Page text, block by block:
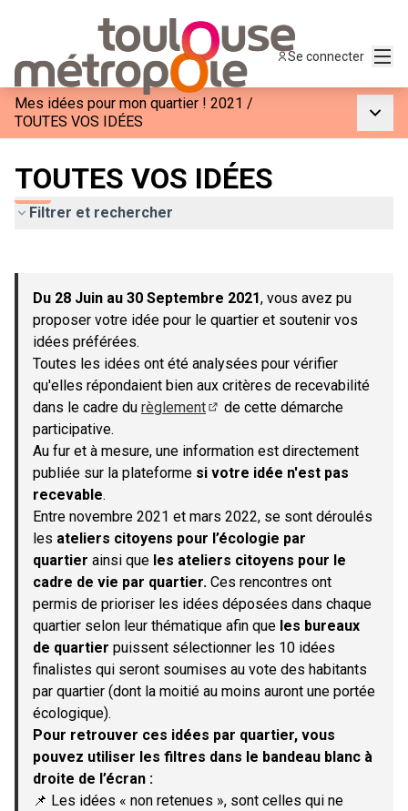
Se connecter
Mes idées pour mon quartier ! 2021 /
TOUTES VOS IDÉES
TOUTES VOS IDÉES
Filtrer et rechercher
−
Du 28 Juin au 30 Septembre 2021, vous avez pu
proposer votre idée pour le quartier et soutenir vos
idées préférées.
Toutes les idées ont été analysées pour vérifier
qu'elles répondaient bien aux critères de recevabilité
dans le cadre du règlement
de cette démarche
participative.
Au fur et à mesure, une information est directement
publiée sur la plateforme si votre idée n'est pas
recevable.
Entre novembre 2021 et mars 2022, se sont déroulés
les ateliers citoyens pour l’écologie par
quartier ainsi que les ateliers citoyens pour le
cadre de vie par quartier. Ces rencontres ont
permis de prioriser les idées déposées dans chaque
quartier selon leur thématique afin que les bureaux
de quartier puissent sélectionner les 10 idées
finalistes qui seront soumises au vote des habitants
par quartier (dont la moitié au moins auront une portée
écologique).
Pour retrouver ces idées par quartier, vous
pouvez utiliser les filtres dans le bandeau blanc à
droite de l’écran :
📌 Les idées « non retenues », sont celles qui ne